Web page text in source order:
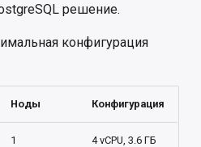
решение.
конфигурация
Ноды Конфигурация
1
4 vCPU, 3.6 ГБ